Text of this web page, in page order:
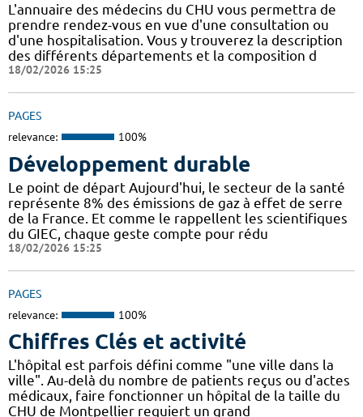
L'annuaire des médecins du CHU vous permettra de
prendre rendez-vous en vue d'une consultation ou
d'une hospitalisation. Vous y trouverez la description
des différents départements et la composition d
18/02/2026 15:25
PAGES
relevance: 100%
Développement durable
Le point de départ Aujourd'hui, le secteur de la santé
représente 8% des émissions de gaz à effet de serre
de la France. Et comme le rappellent les scientifiques
du GIEC, chaque geste compte pour rédu
18/02/2026 15:25
PAGES
relevance: 100%
Chiffres Clés et activité
L'hôpital est parfois défini comme "une ville dans la
ville". Au-delà du nombre de patients reçus ou d'actes
médicaux, faire fonctionner un hôpital de la taille du
CHU de Montpellier requiert un grand